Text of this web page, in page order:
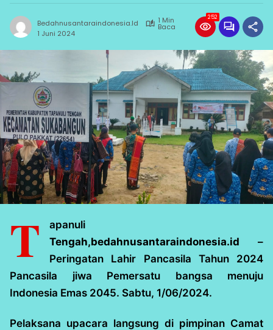
Bedahnusantaraindonesia.id 1 Min
Baca
1 Juni 2024
252
T
apanuli
Tengah,bedahnusantaraindonesia.id –
Peringatan Lahir Pancasila Tahun 2024
Pancasila jiwa Pemersatu bangsa menuju
Indonesia Emas 2045. Sabtu, 1/06/2024.
Pelaksana upacara langsung di pimpinan Camat